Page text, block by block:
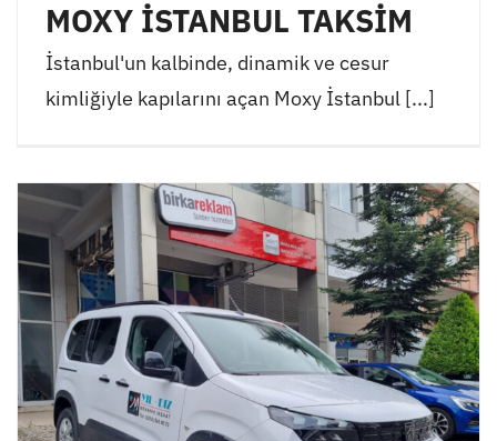
MOXY İSTANBUL TAKSİM
İstanbul'un kalbinde, dinamik ve cesur
kimliğiyle kapılarını açan Moxy İstanbul [...]